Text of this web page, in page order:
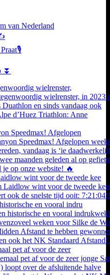
van Nederland
⏬
wielrenster,
Speedmax! Afgelopen
wint voor de tweede kee
en vooral indru
pet af voor de zeer